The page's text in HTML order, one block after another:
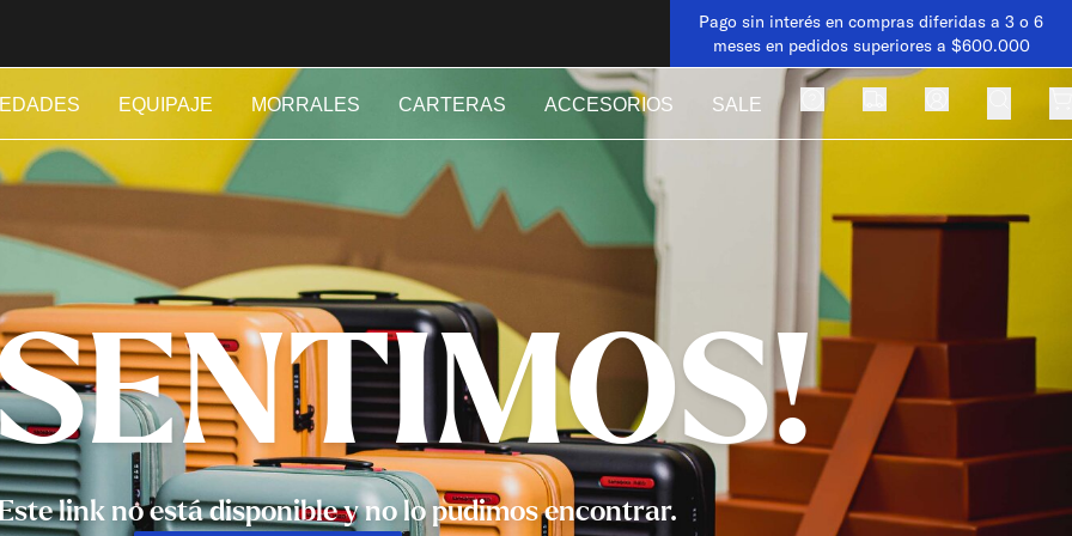
Pago sin interés en compras diferidas a 3 o 6
meses en pedidos superiores a $600.000
EQUIPAJE MORRALES CARTERAS ACCESORIOS SALE
link no está disponible y no lo pudimos encontrar.